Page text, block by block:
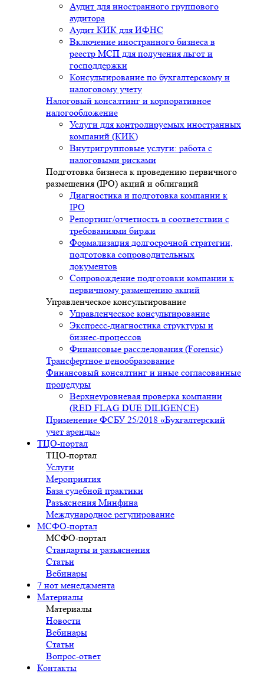
Аудит для иностранного группового
аудитора
Аудит КИК для ИФНС
Включение иностранного бизнеса в
реестр МСП для получения льгот и
господдержки
Консультирование по бухгалтерскому и
налоговому учету
Налоговый консалтинг и корпоративное
налогообложение
Услуги для контролируемых иностранных
компаний (КИК)
Внутригрупповые услуги: работа с
налоговыми рисками
Подготовка бизнеса к проведению первичного
размещения (IPO) акций и облигаций
Диагностика и подготовка компании к
IPO
Репортинг/отчетность в соответствии с
требованиями биржи
Формализация долгосрочной стратегии,
подготовка сопроводительных
документов
Сопровождение подготовки компании к
первичному размещению акций
Управленческое консультирование
Управленческое консультирование
Экспресс-диагностика структуры и
бизнес-процессов
Финансовые расследования (Forensic)
Трансфертное ценообразование
Финансовый консалтинг и иные согласованные
процедуры
Верхнеуровневая проверка компании
(RED FLAG DUE DILIGENCE)
Применение ФСБУ 25/2018 «Бухгалтерский
учет аренды»
ТЦО-портал
ТЦО-портал
Услуги
Мероприятия
База судебной практики
Разъяснения Минфина
Международное регулирование
МСФО-портал
МСФО-портал
Стандарты и разъяснения
Статьи
Вебинары
7 нот менеджмента
Материалы
Материалы
Новости
Вебинары
Статьи
Вопрос-ответ
Контакты